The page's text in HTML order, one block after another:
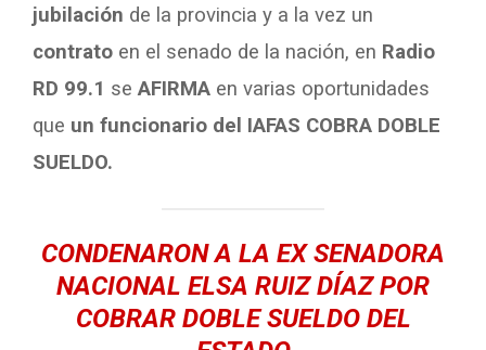
jubilación de la provincia y a la vez un
contrato en el senado de la nación, en Radio
RD 99.1 seAFIRMA en varias oportunidades
que un funcionario del IAFAS COBRA DOBLE
SUELDO.
CONDENARON A LA EX SENADORA
NACIONAL ELSA RUIZ DÍAZ POR
COBRAR DOBLE SUELDO DEL